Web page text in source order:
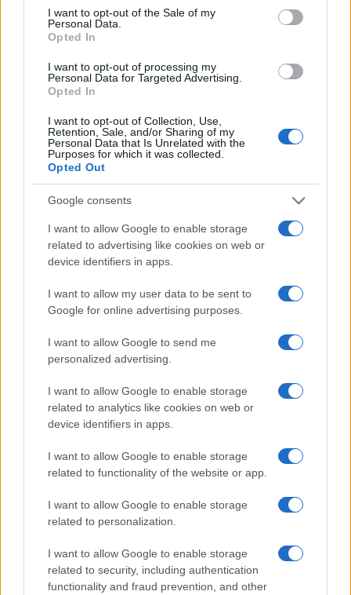
consent section.
I want to opt-out of the Sale of my
Personal Data.
Opted In
I want to opt-out of processing my
Personal Data for Targeted Advertising.
Opted In
I want to opt-out of Collection, Use,
Retention, Sale, and/or Sharing of my
Personal Data that Is Unrelated with the
Purposes for which it was collected.
Opted Out
Google consents
I want to allow Google to enable storage
related to advertising like cookies on web or
device identifiers in apps.
I want to allow my user data to be sent to
Google for online advertising purposes.
I want to allow Google to send me
personalized advertising.
I want to allow Google to enable storage
related to analytics like cookies on web or
device identifiers in apps.
I want to allow Google to enable storage
related to functionality of the website or app.
I want to allow Google to enable storage
related to personalization.
I want to allow Google to enable storage
related to security, including authentication
functionality and fraud prevention, and other
Országos hírek
Kecskeméten is szakirányú továbbképzésekkel erősít a
Gál Ferenc Egyetem
A lakosságra is fontos szerep hárul a szúnyoginvázió
elkerülésében
Országos hírek
az energiakrízis kezelésére